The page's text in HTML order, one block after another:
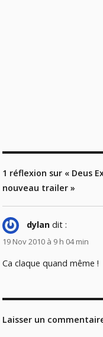
1 réflexion sur « Deus
nouveau trailer »
dylan dit :
19 Nov 2010 à 9 h 04 min
Ca claque quand même !
Laisser un